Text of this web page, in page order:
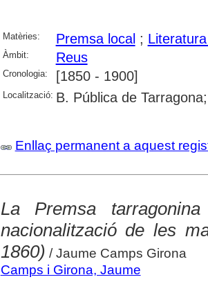
Matèries: Premsa local;
Àmbit: Reus
Cronologia: [1850 - 1900]
Localització: B. Pública de
Enllaç permanent a aquest
La Premsa
nacionalització de les
1860) / Jaume Camps Girona
Camps i Girona, Jaume